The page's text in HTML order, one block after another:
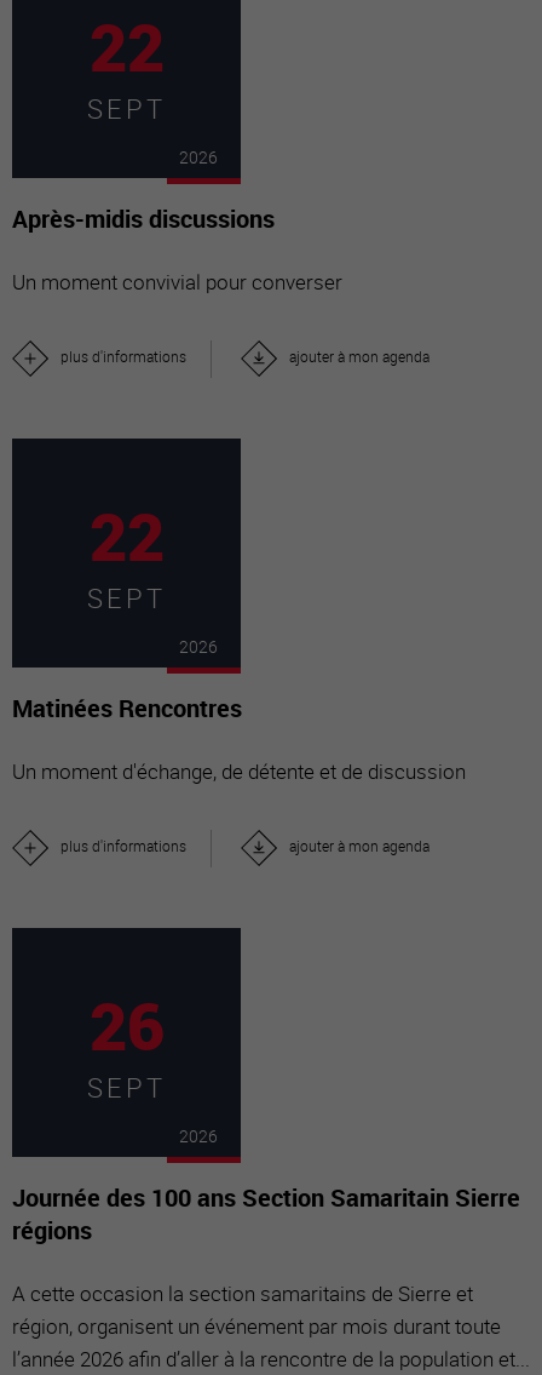
22
SEPT
2026
Après-midis discussions
Un moment convivial pour converser
plus d'informations ajouter à mon agenda
22
SEPT
2026
Matinées Rencontres
Un moment d'échange, de détente et de discussion
plus d'informations ajouter à mon agenda
26
SEPT
2026
Journée des 100 ans Section Samaritain Sierre
régions
A cette occasion la section samaritains de Sierre et
région, organisent un événement par mois durant toute
l’année 2026 afin d’aller à la rencontre de la population et...